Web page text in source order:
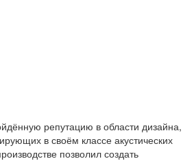
репутацию в области дизайна,
в своём классе акустических
позволил создать